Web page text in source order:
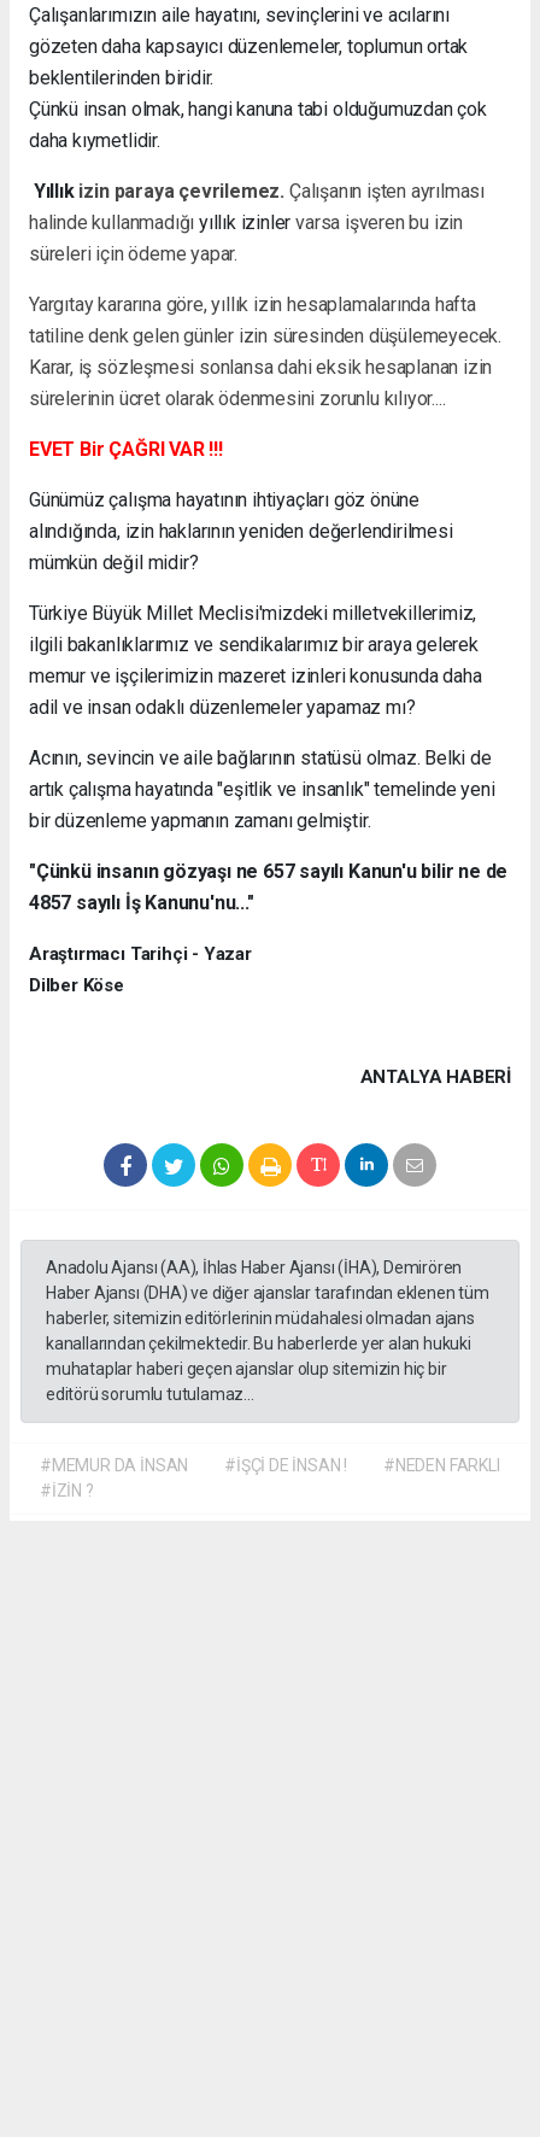
Çalışanlarımızın aile hayatını, sevinçlerini ve acılarını
gözeten daha kapsayıcı düzenlemeler, toplumun ortak
beklentilerinden biridir.
Çünkü insan olmak, hangi kanuna tabi olduğumuzdan çok
daha kıymetlidir.
Yıllıkizin paraya çevrilemez. Çalışanın işten ayrılması
halinde kullanmadığı yıllık izinler varsa işveren bu izin
süreleri için ödeme yapar.
Yargıtay kararına göre, yıllık izin hesaplamalarında hafta
tatiline denk gelen günler izin süresinden düşülemeyecek.
Karar, iş sözleşmesi sonlansa dahi eksik hesaplanan izin
sürelerinin ücret olarak ödenmesini zorunlu kılıyor....
EVET Bir ÇAĞRI VAR !!!
Günümüz çalışma hayatının ihtiyaçları göz önüne
alındığında, izin haklarının yeniden değerlendirilmesi
mümkün değil midir?
Türkiye Büyük Millet Meclisi'mizdeki milletvekillerimiz,
ilgili bakanlıklarımız ve sendikalarımız bir araya gelerek
memur ve işçilerimizin mazeret izinleri konusunda daha
adil ve insan odaklı düzenlemeler yapamaz mı?
Acının, sevincin ve aile bağlarının statüsü olmaz. Belki de
artık çalışma hayatında "eşitlik ve insanlık" temelinde yeni
bir düzenleme yapmanın zamanı gelmiştir.
"Çünkü insanın gözyaşı ne 657 sayılı Kanun'u bilir ne de
4857 sayılı İş Kanunu'nu..."
Araştırmacı Tarihçi - Yazar
Dilber Köse
ANTALYA HABERİ
Anadolu Ajansı (AA), İhlas Haber Ajansı (İHA), Demirören
Haber Ajansı (DHA) ve diğer ajanslar tarafından eklenen tüm
haberler, sitemizin editörlerinin müdahalesi olmadan ajans
kanallarından çekilmektedir. Bu haberlerde yer alan hukuki
muhataplar haberi geçen ajanslar olup sitemizin hiç bir
editörü sorumlu tutulamaz...
#MEMUR DA İNSAN #İŞÇİ DE İNSAN !
#NEDEN FARKLI
#İZİN ?